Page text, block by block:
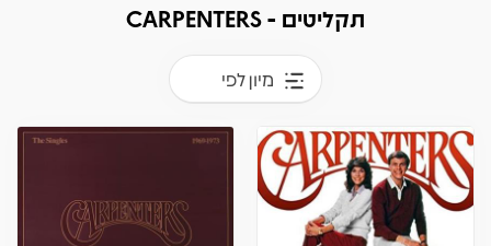
תקליטים - CARPENTERS
מיון לפי